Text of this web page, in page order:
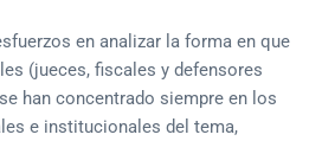
en analizar la forma en que
(jueces, fiscales y defensores
han concentrado siempre en los
e institucionales del tema,